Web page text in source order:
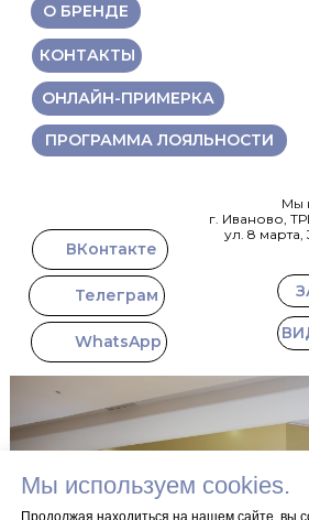
Мы используем cookies.
Мы
г. Иваново,
ул. 8 марта,
О БРЕНДЕ
КОНТАКТЫ
ОНЛАЙН-ПРИМЕРКА
ПРОГРАММА ЛОЯЛЬНОСТИ
ВКонтакте
Телеграм
WhatsApp